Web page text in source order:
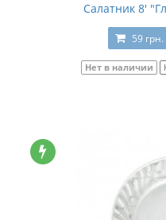
Салатник 8'
59 грн.
Нет в наличии